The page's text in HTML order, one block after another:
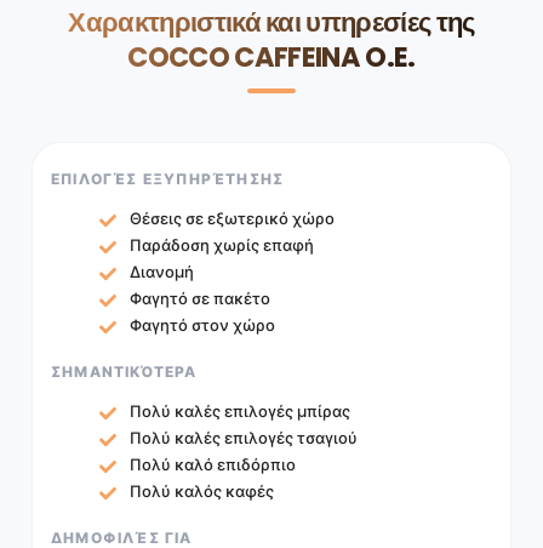
Χαρακτηριστικά και υπηρεσίες της
COCCO CAFFEINA O.E.
ΕΠΙΛΟΓΈΣ ΕΞΥΠΗΡΈΤΗΣΗΣ
Θέσεις σε εξωτερικό χώρο
Παράδοση χωρίς επαφή
Διανομή
Φαγητό σε πακέτο
Φαγητό στον χώρο
ΣΗΜΑΝΤΙΚΌΤΕΡΑ
Πολύ καλές επιλογές μπίρας
Πολύ καλές επιλογές τσαγιού
Πολύ καλό επιδόρπιο
Πολύ καλός καφές
ΔΗΜΟΦΙΛΈΣ ΓΙΑ